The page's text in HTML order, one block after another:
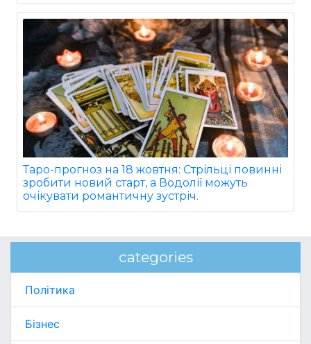
Таро-прогноз на 18 жовтня: Стрільці повинні
зробити новий старт, а Водолії можуть
очікувати романтичну зустріч.
categories
Політика
Бізнес